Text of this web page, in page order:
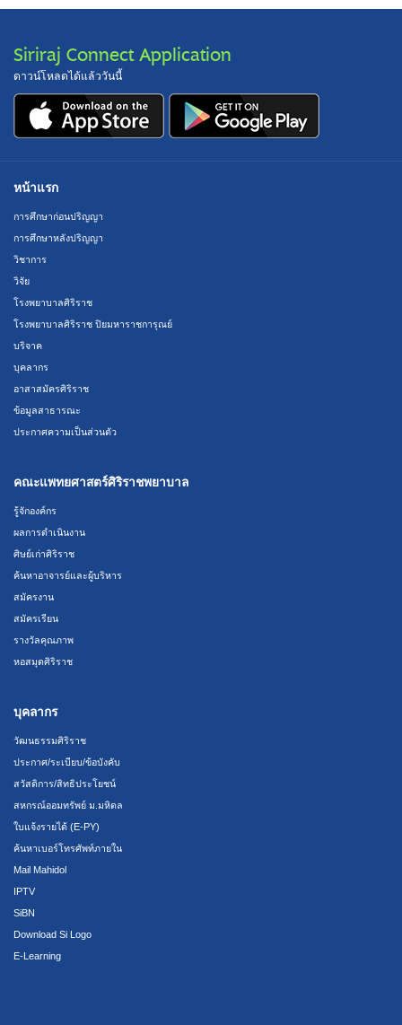
Siriraj Connect Application
ดาวน์โหลดได้แล้ววันนี้
หน้าแรก
การศึกษาก่อนปริญญา
การศึกษาหลังปริญญา
วิชาการ
วิจัย
โรงพยาบาลศิริราช
โรงพยาบาลศิริราช ปิยมหาราชการุณย์
บริจาค
บุคลากร
อาสาสมัครศิริราช
ข้อมูลสาธารณะ
ประกาศความเป็นส่วนตัว
คณะแพทยศาสตร์ศิริราชพยาบาล
รู้จักองค์กร
ผลการดำเนินงาน
ศิษย์เก่าศิริราช
ค้นหาอาจารย์และผู้บริหาร
สมัครงาน
สมัครเรียน
รางวัลคุณภาพ
หอสมุดศิริราช
บุคลากร
วัฒนธรรมศิริราช
ประกาศ/ระเบียบ/ข้อบังคับ
สวัสดิการ/สิทธิประโยชน์
สหกรณ์ออมทรัพย์ ม.มหิดล
ใบแจ้งรายได้ (E-PY)
ค้นหาเบอร์โทรศัพท์ภายใน
Mail Mahidol
IPTV
SiBN
Download Si Logo
E-Learning